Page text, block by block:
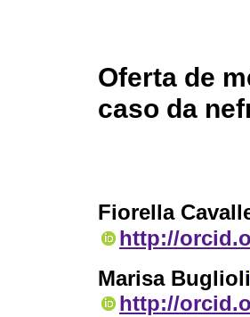
Oferta de
caso da
Fiorella
http://
Marisa Buglioli
http://